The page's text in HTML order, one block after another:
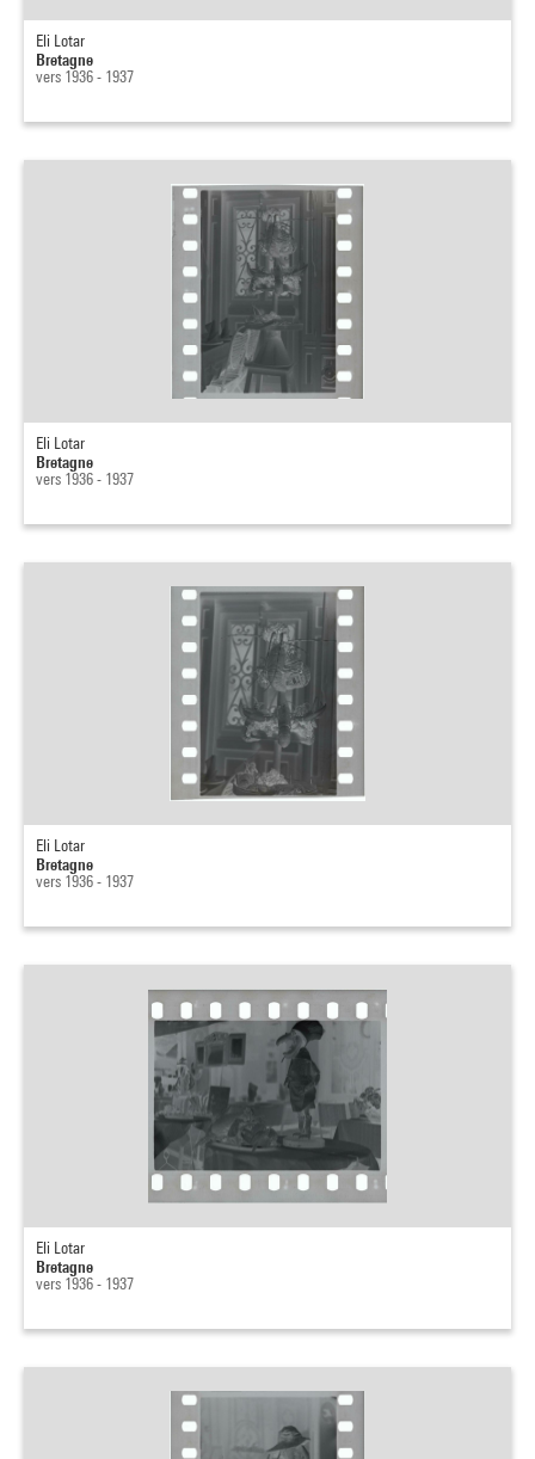
Eli Lotar
Bretagne
vers 1936 - 1937
Eli Lotar
Bretagne
vers 1936 - 1937
Eli Lotar
Bretagne
vers 1936 - 1937
Eli Lotar
Bretagne
vers 1936 - 1937